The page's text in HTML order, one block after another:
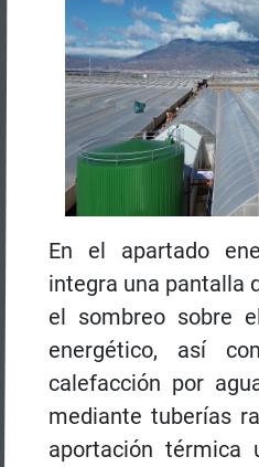
En el apartado
integra una pantalla
el sombreo sobre
energético, así
calefacción por
mediante tuberías
aportación térmica